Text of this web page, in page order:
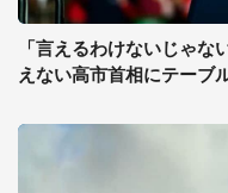
「言えるわけないじゃ
えない高市首相にテーブ